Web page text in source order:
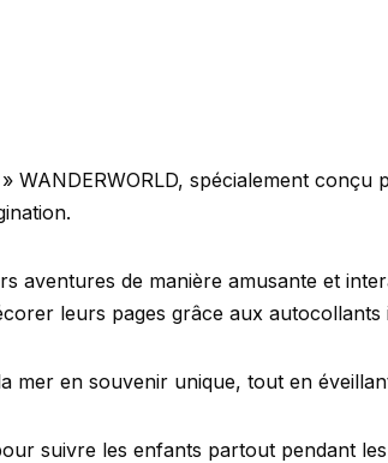
spécialement conçu
aventures de manière amusante et
leurs pages grâce aux autocollants
en souvenir unique, tout en
suivre les enfants partout pendant